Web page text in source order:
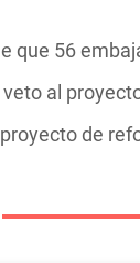
que 56
al
de